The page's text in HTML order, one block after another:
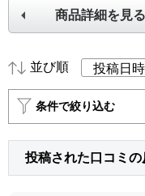
商品詳細を見る
並び順
条件で絞り込む
投稿された口コミ